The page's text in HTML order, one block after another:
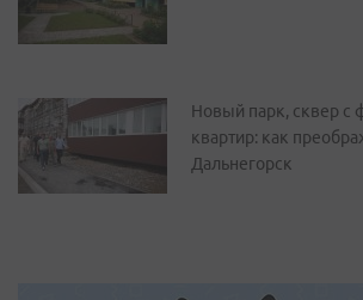
Новый парк, сквер с
квартир: как
Дальнегорск